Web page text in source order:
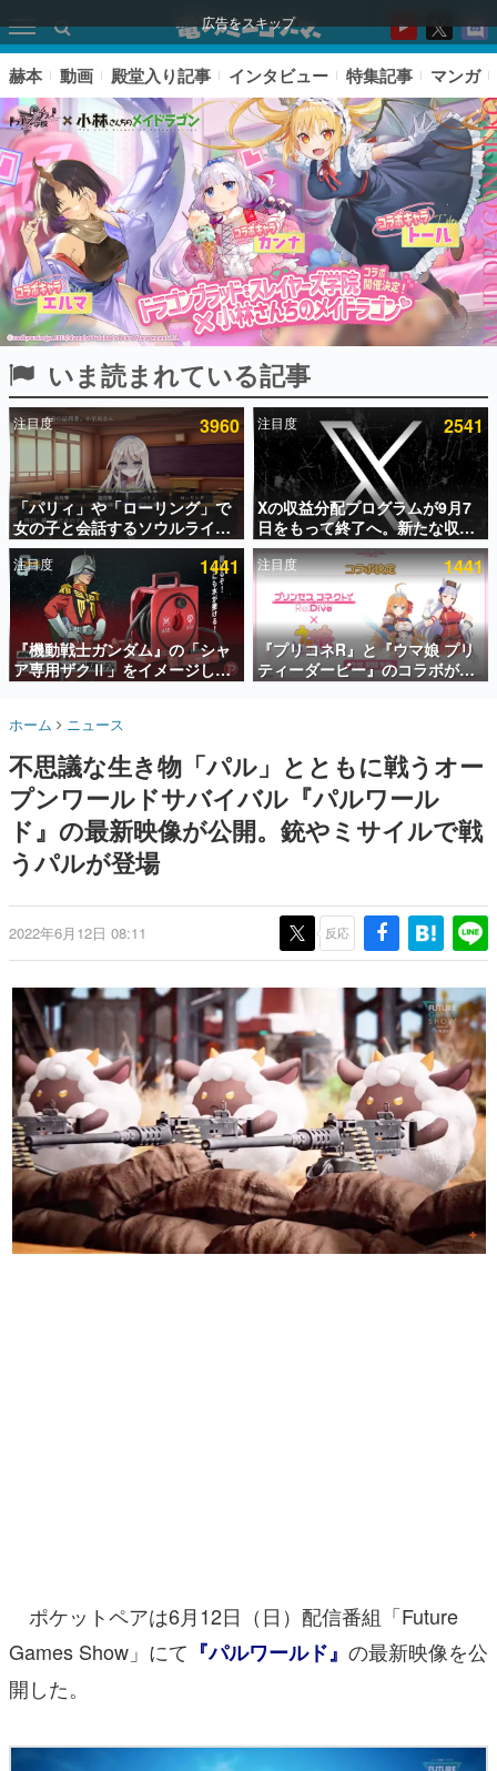
広告をスキップ
ピックアップ
電ファミのいま読まれている記事ランキング
アプリセール情報
インタビュー
連載・特集一覧
殿堂入り記事
SNS拡散数が数千以上！ ページビュー数万以上！ などな
ど。多くの人々に読まれた、電ファミ渾身の“殿堂入り”記
事をまとめました。
名作ゲームクリエイターの方々に製作時のエピソードをお
きます。
赫本
この物語を解いてはいけない。『赫本』は、〈試験問題〉
の形をした短編ホラー小説集です。
これからのデジタルゲーム市場を担う若きクリエイター達
の姿を追い、彼らのルーツと情熱を探っていきます。
ゲームに多大な影響を受けた作家さんに取材し、ゲームが
日本のコンテンツ産業やカルチャーに与えた影響を探る企
画です。
日本モバイルゲーム産業史
日本のモバイルゲーム史における主要なトピック・タイト
ルを網羅するほか、開発者へのインタビューや識者による
解説を掲載。約20年の歴史が一望できる決定版！
若ゲのいたり〜ゲームクリエイターの青春〜
『うつヌケ』『ペンと箸』等で知られるマンガ家・田中圭
一先生によるゲーム業界レポートマンガです。
なんでゲームは面白い？
アプリレビュー
その他
運営：株式会社マレ
赫本 動画 殿堂入り記事 インタビュー 特集記事 マンガ
いま読まれている記事
注目度 3960
「パリィ」や「ローリング」で
女の子と会話するソウルライク
恋愛ゲーム『小早川さんはソウ
ルライク』無料公開。返事に失
敗すると「YOU DIED」
注目度 2541
Xの収益分配プログラムが9月7
日をもって終了へ。新たな収益
化制度「Original Content
Rewards Program」を発表
注目度 1441
『機動戦士ガンダム』の「シャ
ア専用ザクⅡ」をイメージした
散水ホースリールが予約開始。
ークやジオン公国軍のエンブレ
ム、型式番号などを配置
注目度 1441
『プリコネR』と『ウマ娘 プリ
ティーダービー』のコラボが決
定！“最大170連無料”の8.5周年
ホーム ニュース
不思議な生き物「パル」とともに戦うオー
プンワールドサバイバル『パルワール
ド』の最新映像が公開。銃やミサイルで戦
うパルが登場
2022年6月12日 08:11 反応
ポケットペアは6月12日（日）配信番組「Future
Games Show」にて 『パルワールド』 の最新映像を公
開した。